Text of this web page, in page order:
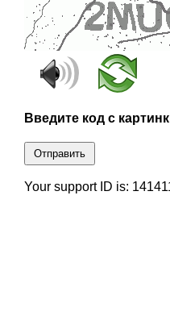
Введите код с
Отправить
Your support ID is: